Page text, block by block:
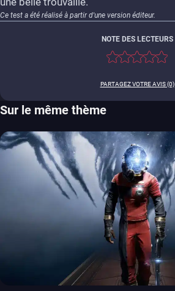
Ce test a été réalisé à partir d'une version éditeur.
NOTE DES LECTEURS
PARTAGEZ VOTRE AVIS (0)
Sur le même thème